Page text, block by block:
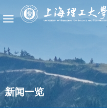
新闻一览